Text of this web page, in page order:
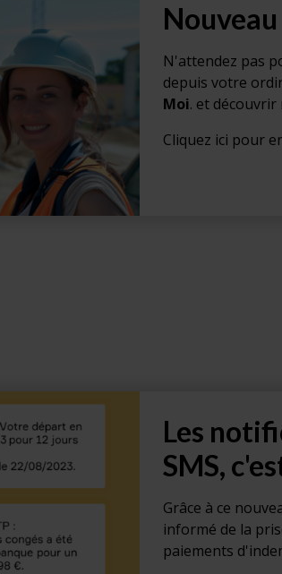
N'attendez pas
depuis votre
Moi. et découvrir
Cliquez ici pour
Les
SMS,
Grâce à ce
informé de la
paiements